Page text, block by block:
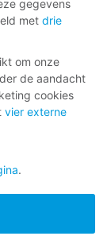
gegevens
met drie
om onze
de aandacht
cookies
vier externe
.